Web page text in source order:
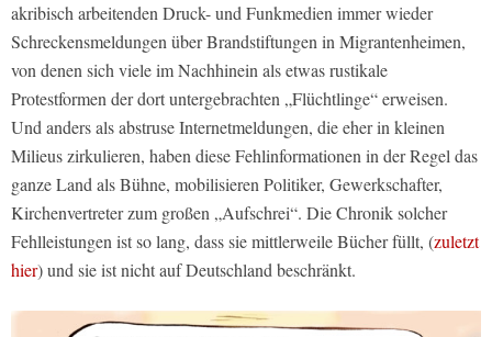
akribisch arbeitenden Druck- und Funkmedien immer wieder
Schreckensmeldungen über Brandstiftungen in Migrantenheimen,
von denen sich viele im Nachhinein als etwas rustikale
Protestformen der dort untergebrachten „Flüchtlinge“ erweisen.
Und anders als abstruse Internetmeldungen, die eher in kleinen
Milieus zirkulieren, haben diese Fehlinformationen in der Regel das
ganze Land als Bühne, mobilisieren Politiker, Gewerkschafter,
Kirchenvertreter zum großen „Aufschrei“. Die Chronik solcher
Fehlleistungen ist so lang, dass sie mittlerweile Bücher füllt, (zuletzt
hier) und sie ist nicht auf Deutschland beschränkt.